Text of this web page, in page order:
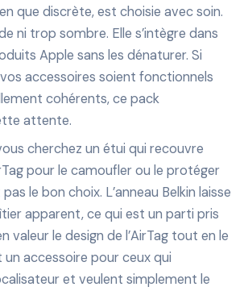
que discrète, est choisie avec soin.
ni trop sombre. Elle s’intègre dans
Apple sans les dénaturer. Si
accessoires soient fonctionnels
cohérents, ce pack
attente.
cherchez un étui qui recouvre
pour le camoufler ou le protéger
pas le bon choix. L’anneau Belkin laisse
apparent, ce qui est un parti pris
valeur le design de l’AirTag tout en le
un accessoire pour ceux qui
et veulent simplement le